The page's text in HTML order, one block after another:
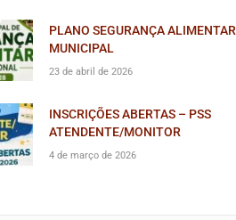
PLANO SEGURANÇA ALIMENTAR
MUNICIPAL
23 de abril de 2026
INSCRIÇÕES ABERTAS – PSS
ATENDENTE/MONITOR
4 de março de 2026